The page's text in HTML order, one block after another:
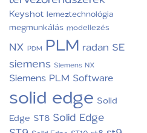
Keyshot lemeztechnológia
megmunkálás modellezés
NX PDM PLM radan SE
siemens Siemens NX
Siemens PLM Software
solid edge Solid
Edge ST8 Solid Edge